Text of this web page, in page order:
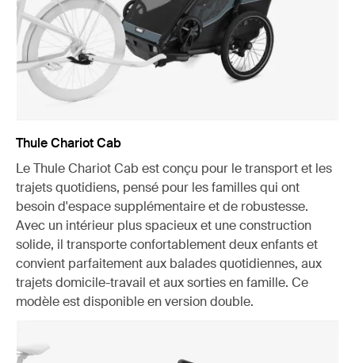
Thule Chariot Cab
Le Thule Chariot Cab est conçu pour le transport et les
trajets quotidiens, pensé pour les familles qui ont
besoin d'espace supplémentaire et de robustesse.
Avec un intérieur plus spacieux et une construction
solide, il transporte confortablement deux enfants et
convient parfaitement aux balades quotidiennes, aux
trajets domicile-travail et aux sorties en famille. Ce
modèle est disponible en version double.